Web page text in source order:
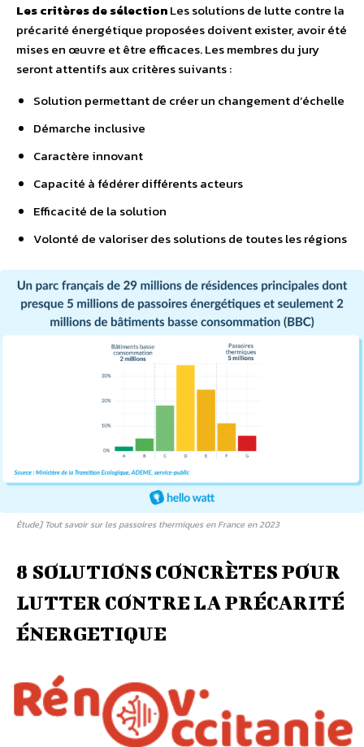
Les critères de sélectionLes solutions de lutte contre la
précarité énergétique proposées doivent exister, avoir été
mises en œuvre et être efficaces. Les membres du jury
seront attentifs aux critères suivants :
Solution permettant de créer un changement d’échelle
Démarche inclusive
Caractère innovant
Capacité à fédérer différents acteurs
Efficacité de la solution
Volonté de valoriser des solutions de toutes les régions
Étude] Tout savoir sur les passoires thermiques en France en 2023
8 SOLUTIONS CONCRÈTES POUR
LUTTER CONTRE LA PRÉCARITÉ
ÉNERGETIQUE